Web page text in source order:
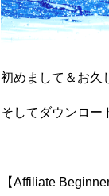
初めまして＆お久
そしてダウンロー
【Affiliate